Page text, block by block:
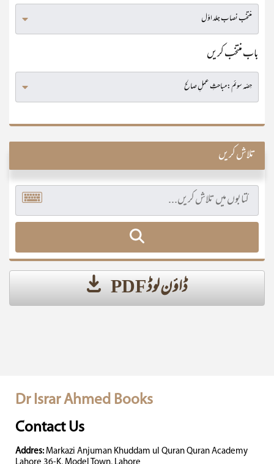
باب منتخب کریں
تلاش کریں
ڈاؤن لوڈ PDF
Dr Israr Ahmed Books
Contact Us
Addres: Markazi Anjuman Khuddam ul Quran Quran Academy